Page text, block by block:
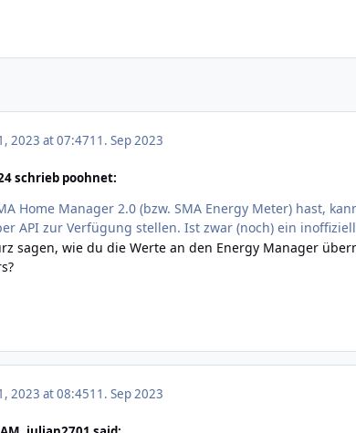
2023 at 07:4711. Sep 2023
schrieb poohnet:
Home Manager 2.0 (bzw. SMA Energy Meter) hast,
API zur Verfügung stellen. Ist zwar (noch) ein
sagen, wie du die Werte an den Energy Manager
2023 at 08:4511. Sep 2023